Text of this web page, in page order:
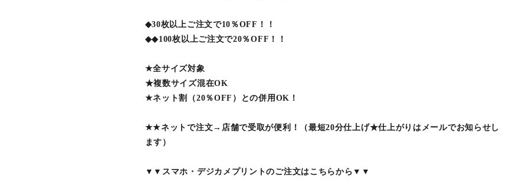
◆30枚以上ご注文で10％OFF！！
◆◆100枚以上ご注文で20％OFF！！
★全サイズ対象
★複数サイズ混在OK
★ネット割（20％OFF）との併用OK！
★★ネットで注文→店舗で受取が便利！（最短20分仕上げ★仕上がりはメールでお知らせし
ます）
▼▼スマホ・デジカメプリントのご注文はこちらから▼▼